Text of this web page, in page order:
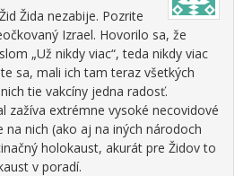
Žida nezabije. Pozrite
Izrael. Hovorilo sa, že
„Už nikdy viac“, teda nikdy viac
sa, mali ich tam teraz všetkých
tie vakcíny jedna radosť.
zažíva extrémne vysoké necovidové
na nich (ako aj na iných národoch
holokaust, akurát pre Židov to
v poradí.